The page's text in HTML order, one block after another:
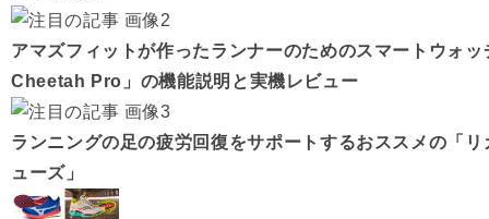
アマズフィットが作ったランナーのためのスマートウォ
Cheetah Pro」の機能説明と実機レビュー
ランニングの足の疲労回復をサポートするおススメの「リ
ューズ」